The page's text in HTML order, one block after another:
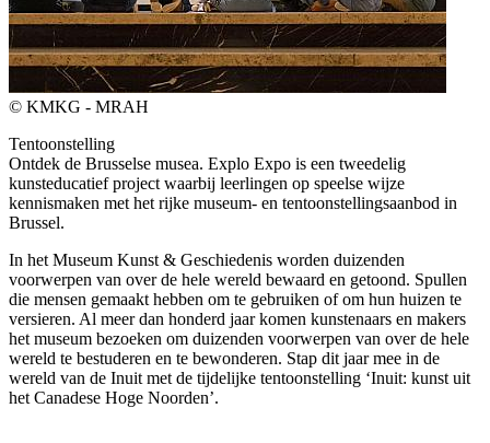
© KMKG - MRAH
Tentoonstelling
Ontdek de Brusselse musea. Explo Expo is een tweedelig
kunsteducatief project waarbij leerlingen op speelse wijze
kennismaken met het rijke museum- en tentoonstellingsaanbod in
Brussel.
In het Museum Kunst & Geschiedenis worden duizenden
voorwerpen van over de hele wereld bewaard en getoond. Spullen
die mensen gemaakt hebben om te gebruiken of om hun huizen te
versieren. Al meer dan honderd jaar komen kunstenaars en makers
het museum bezoeken om duizenden voorwerpen van over de hele
wereld te bestuderen en te bewonderen. Stap dit jaar mee in de
wereld van de Inuit met de tijdelijke tentoonstelling ‘Inuit: kunst uit
het Canadese Hoge Noorden’.